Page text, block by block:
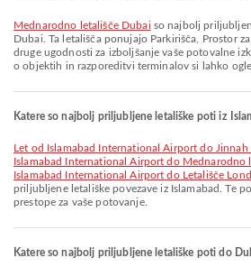
Mednarodno letališče Dubai so najbolj
Dubai. Ta letališča ponujajo Parkirišča, Prostor
druge ugodnosti za izboljšanje vaše potovalne
o objektih in razporeditvi terminalov si lahko
Katere so najbolj priljubljene letališke poti iz
let od Islamabad International Airport do
Islamabad International Airport do Mednarodno
Islamabad International Airport do Letališče
priljubljene letališke povezave iz Islamabad. Te
prestope za vaše potovanje.
Katere so najbolj priljubljene letališke poti do